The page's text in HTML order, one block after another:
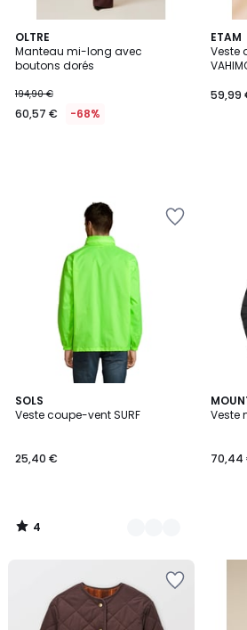
OLTRE
Manteau mi-long avec
boutons dorés
194,90 €
60,57 € -68%
ETAM
Veste
59,99
SOLS
Veste coupe-vent SURF
25,40 €
4
/
10
Couleurs
4
/
Veste
70,44